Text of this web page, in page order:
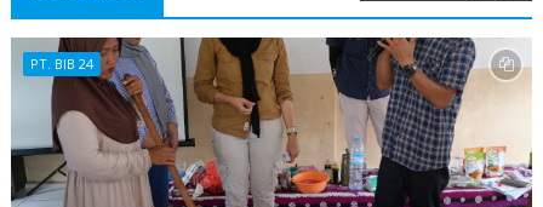
PT. BIB 24